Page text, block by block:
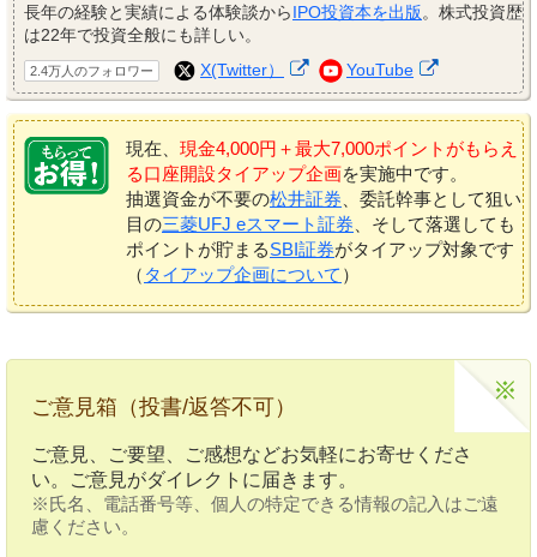
長年の経験と実績による体験談からIPO投資本を出版。株式投資歴
は22年で投資全般にも詳しい。
2.4万人のフォロワー X(Twitter） YouTube
現在、 現金4,000円＋最大7,000ポイントがもらえ
る口座開設タイアップ企画を実施中です。
抽選資金が不要の松井証券 、委託幹事として狙い
目の三菱UFJ eスマート証券 、そして落選しても
ポイントが貯まるSBI証券がタイアップ対象です
（ タイアップ企画について ）
ご意見箱（投書/返答不可）
ご意見、ご要望、ご感想などお気軽にお寄せくださ
い。ご意見がダイレクトに届きます。
※氏名、電話番号等、個人の特定できる情報の記入はご遠
慮ください。